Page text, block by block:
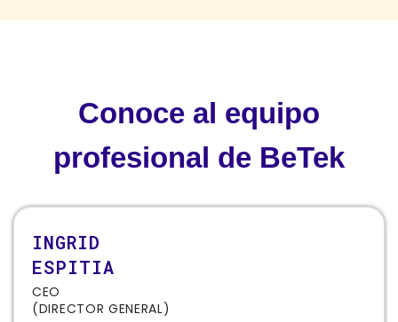
Conoce al equipo
profesional de BeTek
INGRID
ESPITIA
CEO
(DIRECTOR GENERAL)